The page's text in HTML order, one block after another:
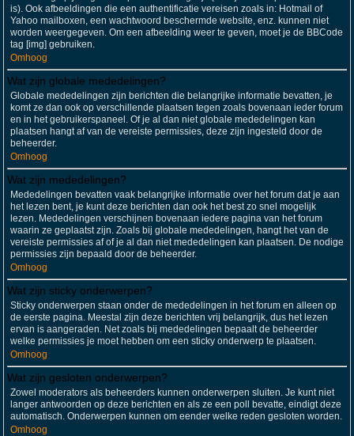
is). Ook afbeeldingen die een authentificatie vereisen zoals in: Hotmail of
Yahoo mailboxen, een wachtwoord beschermde website, enz. kunnen niet
worden weergegeven. Om een afbeelding weer te geven, moet je de BBCode
tag [img] gebruiken.
Omhoog
Wat zijn globale mededelingen?
Globale mededelingen zijn berichten die belangrijke informatie bevatten, je
komt ze dan ook op verschillende plaatsen tegen zoals bovenaan ieder forum
en in het gebruikerspaneel. Of je al dan niet globale mededelingen kan
plaatsen hangt af van de vereiste permissies, deze zijn ingesteld door de
beheerder.
Omhoog
Wat zijn mededelingen?
Mededelingen bevatten vaak belangrijke informatie over het forum dat je aan
het lezen bent, je kunt deze berichten dan ook het best zo snel mogelijk
lezen. Mededelingen verschijnen bovenaan iedere pagina van het forum
waarin ze geplaatst zijn. Zoals bij globale mededelingen, hangt het van de
vereiste permissies af of je al dan niet mededelingen kan plaatsen. De nodige
permissies zijn bepaald door de beheerder.
Omhoog
Wat zijn sticky onderwerpen?
Sticky onderwerpen staan onder de mededelingen in het forum en alleen op
de eerste pagina. Meestal zijn deze berichten vrij belangrijk, dus het lezen
ervan is aangeraden. Net zoals bij mededelingen bepaalt de beheerder
welke permissies je moet hebben om een sticky onderwerp te plaatsen.
Omhoog
Wat zijn gesloten onderwerpen?
Zowel moderators als beheerders kunnen onderwerpen sluiten. Je kunt niet
langer antwoorden op deze berichten en als ze een poll bevatte, eindigt deze
automatisch. Onderwerpen kunnen om eender welke reden gesloten worden.
Omhoog